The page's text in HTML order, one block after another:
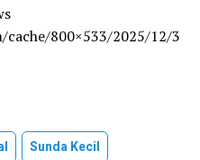
800×533/2025/12/3
Sunda Kecil